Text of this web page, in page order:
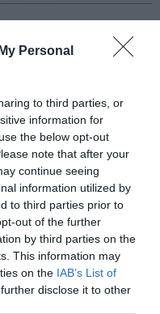
Personal
to third parties, or
information for
the below opt-out
note that after your
continue seeing
information utilized by
to third parties prior to
out of the further
by third parties on the
This information may
on the IAB’s List of
disclose it to other
rechazar una
el plan de
y Adidas,
mensual de
en 2025 su propio
en patrocinio. En él
el tema que ha
además de ofrecer un
de patrocinio
en los